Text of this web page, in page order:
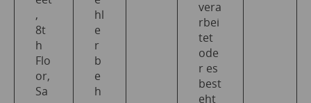
,
8t
h
Flo
or,
Sa
hl
e
r
b
e
h
vera
rbei
tet
ode
r es
best
eht